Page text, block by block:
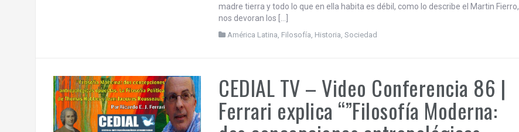
madre tierra y todo lo que en ella habita es débil, como lo describe el Martin Fierro,
nos devoran los […]
América Latina Filosofía Historia ,Sociedad
CEDIAL TV – Video Conferencia 86 |
Ferrari explica “”Filosofía Moderna: